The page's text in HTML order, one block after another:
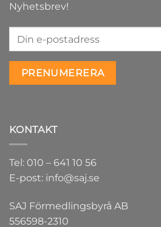
Nyhetsbrev!
KONTAKT
Tel: 010 – 641 10 56
E-post: info@saj.se
SAJ Förmedlingsbyrå AB
556598-2310